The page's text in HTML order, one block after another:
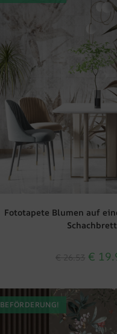
Fototapete Blumen auf
Schachbrett
€
BEFÖRDERUNG!